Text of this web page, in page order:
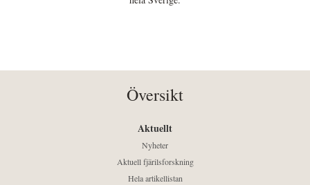
Översikt
Aktuellt
Nyheter
Aktuell fjärilsforskning
Hela artikellistan